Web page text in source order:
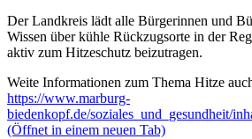
Der Landkreis lädt alle Bürgerinnen und
Wissen über kühle Rückzugsorte in der
aktiv zum Hitzeschutz beizutragen.
Weite Informationen zum Thema Hitze
https://www.marburg-
biedenkopf.de/soziales_und_gesundheit/
(Öffnet in einem neuen Tab)